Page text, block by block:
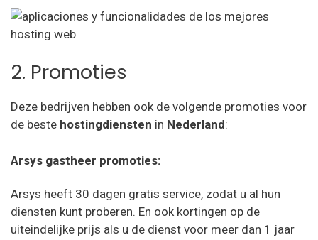
2. Promoties
Deze bedrijven hebben ook de volgende promoties voor
de beste hostingdiensten in Nederland:
Arsys gastheer promoties:
Arsys heeft 30 dagen gratis service, zodat u al hun
diensten kunt proberen. En ook kortingen op de
uiteindelijke prijs als u de dienst voor meer dan 1 jaar